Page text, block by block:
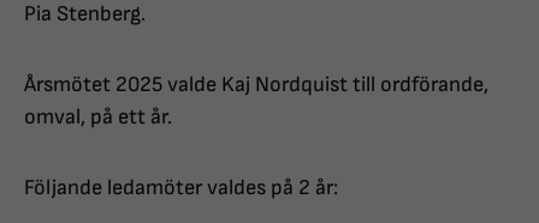
Pia Stenberg.
Årsmötet 2025 valde Kaj Nordquist till ordförande,
omval, på ett år.
Följande ledamöter valdes på 2 år: